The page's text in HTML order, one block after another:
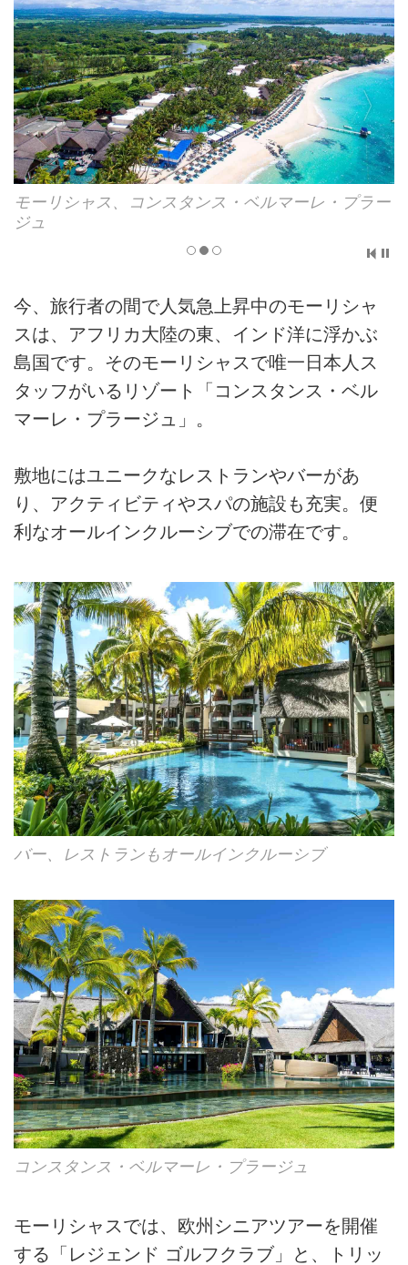
*18ホールプレー後、空き状況により無料で追加ラ
ウンドが可能です
モーリシャス泊
4日目 3/22（日）
シャトルバスにてコースへ
リンクスコースコースにてプレー
*18ホールプレー後、空き状況により無料で追加ラ
ウンドが可能です
モーリシャス泊
ウォーク・ウィズ・ライオン（注意1）、シャマレ
ル7色の大地、
ラム酒工場、首都ポートルイスや買い物へご案内
夕食後、ホテルへ戻りますのでシャワーなどをご
利用いただけます
夜、専用車にて空港へ
機内泊
6日目 3/24（火）
ジュメイラビーチ、ジュメイラモスク、アットザ
トップ、アブラ乗船、
ドバイ博物館、スークへご案内
15：00ホテルチェックイン後、自由行動
ドバイ泊
7日目 3/25（水）
専用車にてゴルフ場へ
エミレーツゴルフクラブ・マジリスコースにて18H
プレー
プレー後、ホテルへ
お部屋は出発まで利用可能ですので、出発までお
くつろぎいただけます
※現地出発時間は日本帰着日の未明となります
が、便宜上「機内泊」としております
機内泊
8日目 3/26（木）
エミレーツ航空318便にてドバイ02：55発 ✈ 成田1
7：20着
エミレーツ航空316便にてドバイ03：05発 ✈ 関空1
7：05着
クスルーム）
朝食5回、昼食3回、夕食4回
添乗員経費
超過手荷物代金（航空会社チェックインバ
ゲージに対して、規定の重量を超えた場
合）
クリーニング・飲食・買い物等、その他個
人的性質の諸費用
各種チップ
現地空港税／国際観光旅客税／燃油サーチ
ャージ（別途料金記載／事前徴収）
モーリシャス、コンスタンス・ベルマーレ・プラー
ジュ
今、旅行者の間で人気急上昇中のモーリシャ
スは、アフリカ大陸の東、インド洋に浮かぶ
島国です。そのモーリシャスで唯一日本人ス
タッフがいるリゾート「コンスタンス・ベル
マーレ・プラージュ」。
敷地にはユニークなレストランやバーがあ
り、アクティビティやスパの施設も充実。便
利なオールインクルーシブでの滞在です。
バー、レストランもオールインクルーシブ
コンスタンス・ベルマーレ・プラージュ
モーリシャスでは、欧州シニアツアーを開催
する「レジェンド ゴルフクラブ」と、トリッ